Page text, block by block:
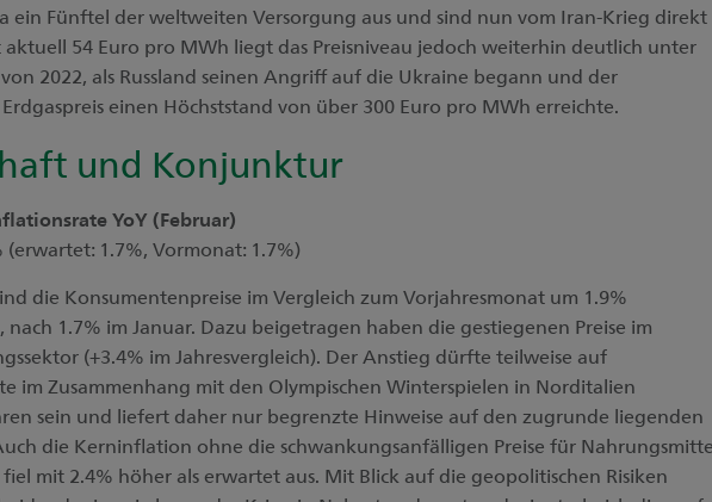
ein Fünftel der weltweiten Versorgung aus und sind nun vom Iran-Krieg direkt
54 Euro pro MWh liegt das Preisniveau jedoch weiterhin deutlich unter
2022, als Russland seinen Angriff auf die Ukraine begann und der
einen Höchststand von über 300 Euro pro MWh erreichte.
und Konjunktur
YoY (Februar)
(erwartet: 1.7%, Vormonat: 1.7%)
die Konsumentenpreise im Vergleich zum Vorjahresmonat um 1.9%
nach 1.7% im Januar. Dazu beigetragen haben die gestiegenen Preise im
(+3.4% im Jahresvergleich). Der Anstieg dürfte teilweise auf
im Zusammenhang mit den Olympischen Winterspielen in Norditalien
sein und liefert daher nur begrenzte Hinweise auf den zugrunde liegenden
die Kerninflation ohne die schwankungsanfälligen Preise für
mit 2.4% höher als erwartet aus. Mit Blick auf die geopolitischen Risiken